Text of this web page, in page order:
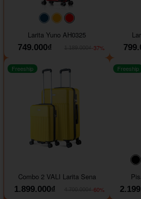
#093f69#ffa500
Larita Yuno AH0325
749.000₫
-37%
Freeship
Combo 2 VALI Larita Sena
1.899.000₫
-60%
Freeship